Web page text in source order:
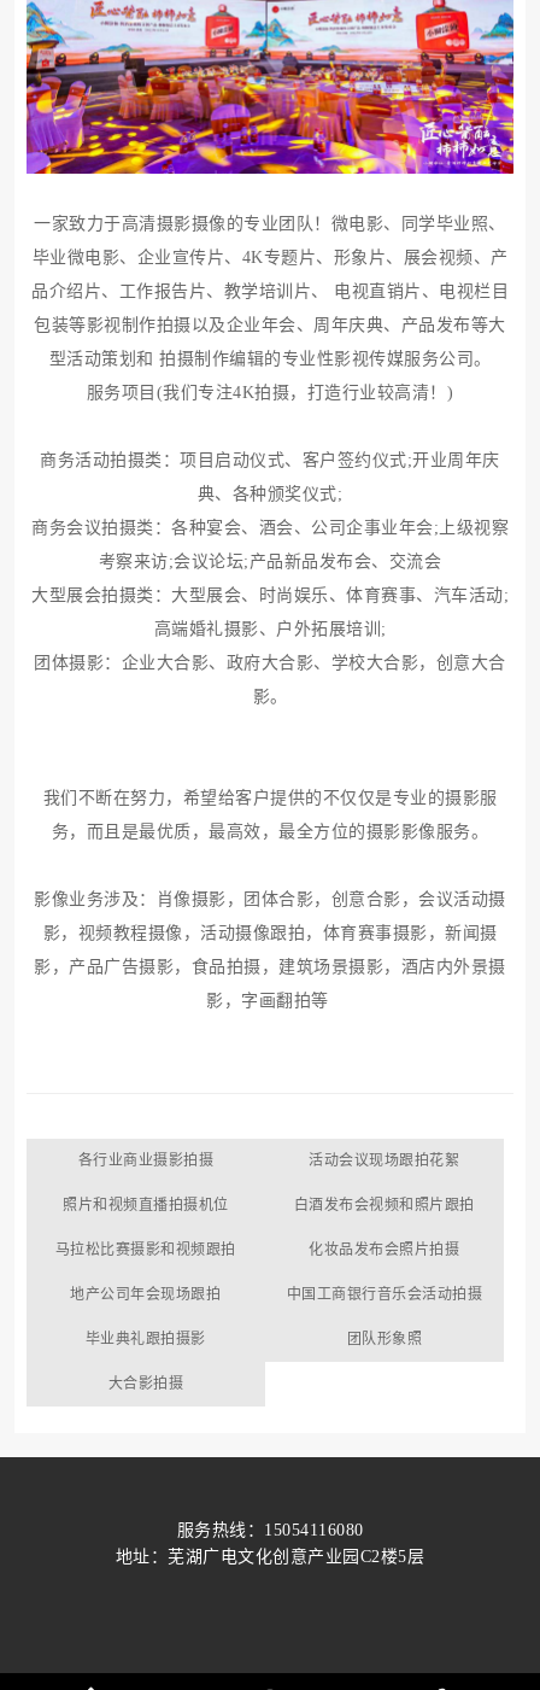
一家致力于高清摄影摄像的专业团队！ 微电影、同学毕业照、
毕业微电影、企业宣传片、4K专题片、形象片、展会视频、产
品介绍片、工作报告片、教学培训片、 电视直销片、电视栏目
包装等影视制作拍摄以及企业年会、周年庆典、产品发布等大
型活动策划和 拍摄制作编辑的专业性影视传媒服务公司。
服务项目(我们专注4K拍摄，打造行业较高清！)
商务活动拍摄类：项目启动仪式、客户签约仪式;开业周年庆
典、各种颁奖仪式;
商务会议拍摄类：各种宴会、酒会、公司企事业年会;上级视察
考察来访;会议论坛;产品新品发布会、交流会
大型展会拍摄类：大型展会、时尚娱乐、体育赛事、汽车活动;
高端婚礼摄影、户外拓展培训;
团体摄影：企业大合影、政府大合影、学校大合影，创意大合
影。
我们不断在努力，希望给客户提供的不仅仅是专业的摄影服
务，而且是最优质，最高效，最全方位的摄影影像服务。
影像业务涉及：肖像摄影，团体合影，创意合影，会议活动摄
影，视频教程摄像，活动摄像跟拍，体育赛事摄影，新闻摄
影，产品广告摄影，食品拍摄，建筑场景摄影，酒店内外景摄
影，字画翻拍等
各行业商业摄影拍摄 活动会议现场跟拍花絮
照片和视频直播拍摄机位 白酒发布会视频和照片跟拍
马拉松比赛摄影和视频跟拍 化妆品发布会照片拍摄
地产公司年会现场跟拍 中国工商银行音乐会活动拍摄
毕业典礼跟拍摄影 团队形象照
大合影拍摄
服务热线：15054116080
地址：芜湖广电文化创意产业园C2楼5层